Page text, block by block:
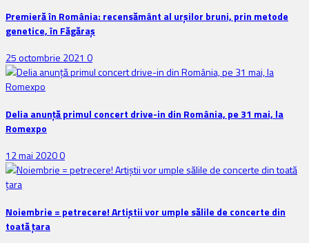
Premieră în România: recensământ al urșilor bruni, prin metode
genetice, în Făgăraș
25 octombrie 2021 0
Delia anunţă primul concert drive-in din România, pe 31 mai, la
Romexpo
12 mai 20200
Noiembrie = petrecere! Artiștii vor umple sălile de concerte din
toată țara